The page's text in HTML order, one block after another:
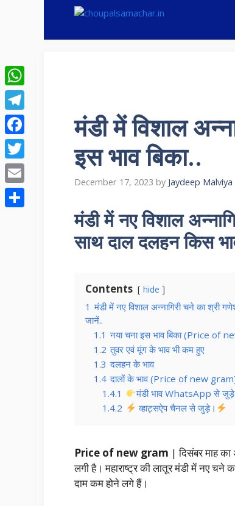
मंडी में विशाल
इस भाव बिका..
December 17, 2023 by Jaydeep Malviya
मंडी में नए विशाल
साथ दाल दलहन किस
Contents hide
1 मंडी में नए विशाल अन्नागिरी चने का
जानें..
1.1 नया चना इस भाव बिका (Price of
1.2 तुवर एवं मूंग के भाव भी कम हुए
1.3 दलहन के भाव
1.4 दालों के भाव (Price of new
1.4.1
मंडी भाव WhatsApp से
1.4.2
व्हाट्सऐप चैनल से जुड़े।
Price of new gram | दिसंबर माह
लगी है। महाराष्ट्र की लातूर मंडी में नए
दाम कम होने लगे हैं।
WhatsApp
Telegram
Facebook
Twitter
Email